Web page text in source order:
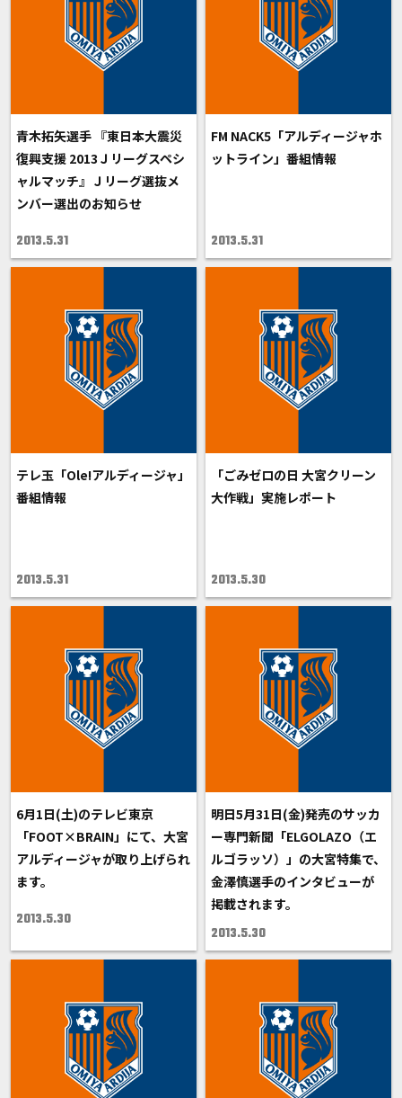
青木拓矢選手 『東日本大震災
復興支援 2013Ｊリーグスペシ
ャルマッチ』Ｊリーグ選抜メ
ンバー選出のお知らせ
2013.5.31
FM NACK5「アルディージャホ
ットライン」番組情報
2013.5.31
テレ玉「Ole!アルディージャ」
番組情報
2013.5.31
「ごみゼロの日 大宮クリーン
大作戦」実施レポート
2013.5.30
6月1日(土)のテレビ東京
「FOOT×BRAIN」にて、大宮
アルディージャが取り上げられ
ます。
2013.5.30
明日5月31日(金)発売のサッカ
ー専門新聞「ELGOLAZO（エ
ルゴラッソ）」の大宮特集で、
金澤慎選手のインタビューが
掲載されます。
2013.5.30